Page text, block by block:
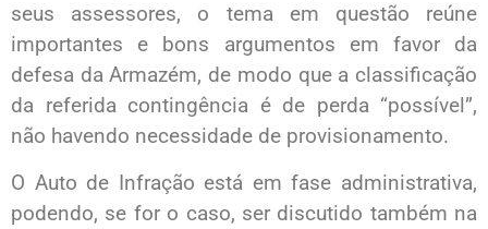
seus assessores, o tema em questão reúne
importantes e bons argumentos em favor da
defesa da Armazém, de modo que a classificação
da referida contingência é de perda “possível”,
não havendo necessidade de provisionamento.
O Auto de Infração está em fase administrativa,
podendo, se for o caso, ser discutido também na